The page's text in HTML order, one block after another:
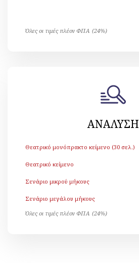
Όλες οι τιμές πλέον ΦΠΑ (24%)
ΑΝΑΛΥΣΗ
Θεατρικό μονόπρακτο κείμενο (30 σελ.)
Θεατρικό κείμενο
Σενάριο μικρού μήκους
Σενάριο μεγάλου μήκους
Όλες οι τιμές πλέον ΦΠΑ (24%)